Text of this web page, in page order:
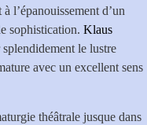
l’épanouissement d’un
sophistication. Klaus
le lustre
avec un excellent sens
théâtrale jusque dans